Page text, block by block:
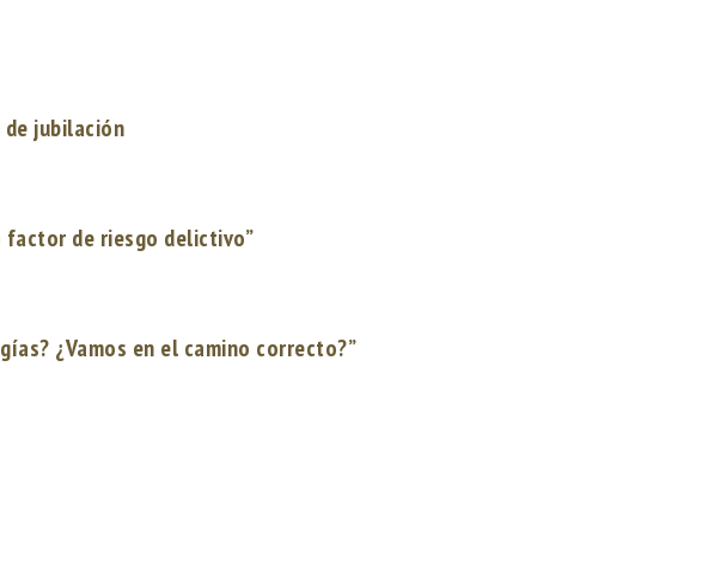
jubilación
factor de riesgo delictivo”
¿Vamos en el camino correcto?”